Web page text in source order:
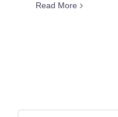
Read More